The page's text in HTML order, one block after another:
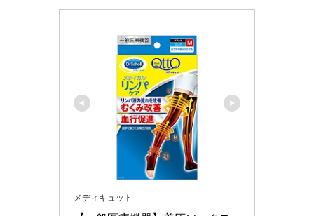
メディキュット